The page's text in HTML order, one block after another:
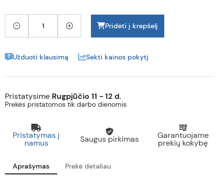
Pridėti į krepšelį
Užduoti klausimą Sekti kainos pokytį
Pristatysime Rugpjūčio 11 - 12 d.
Prekės pristatomos tik darbo dienomis
Pristatymas į
namus Saugus pirkimas Garantuojame
prekių kokybę
Aprašymas Prekė detaliau